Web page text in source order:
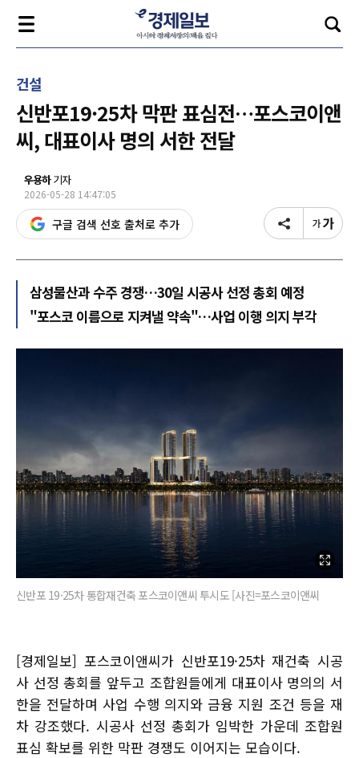
건설
신반포19·25차 막판 표심전…포스코이앤
씨, 대표이사 명의 서한 전달
우용하기자
2026-05-28 14:47:05
구글 검색 선호 출처로 추가
삼성물산과 수주 경쟁…30일 시공사 선정 총회 예정
"포스코 이름으로 지켜낼 약속"…사업 이행 의지 부각
신반포 19·25차 통합재건축 포스코이앤씨 투시도 [사진=포스코이앤씨
[경제일보] 포스코이앤씨가 신반포19·25차 재건축 시공
사 선정 총회를 앞두고 조합원들에게 대표이사 명의의 서
한을 전달하며 사업 수행 의지와 금융 지원 조건 등을 재
차 강조했다. 시공사 선정 총회가 임박한 가운데 조합원
표심 확보를 위한 막판 경쟁도 이어지는 모습이다.